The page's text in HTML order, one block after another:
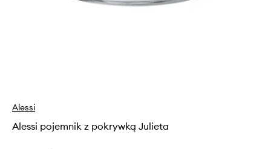
Alessi
Alessi pojemnik z pokrywką Julieta